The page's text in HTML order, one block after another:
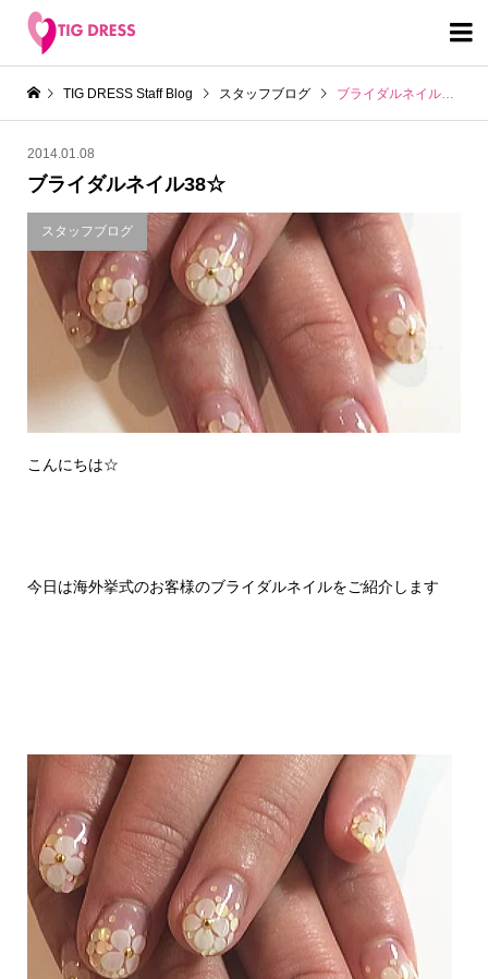

TIG DRESS Staff Blog スタッフブログ ブライダルネイル38☆
2014.01.08
ブライダルネイル38☆
スタッフブログ
こんにちは☆
今日は海外挙式のお客様のブライダルネイルをご紹介します